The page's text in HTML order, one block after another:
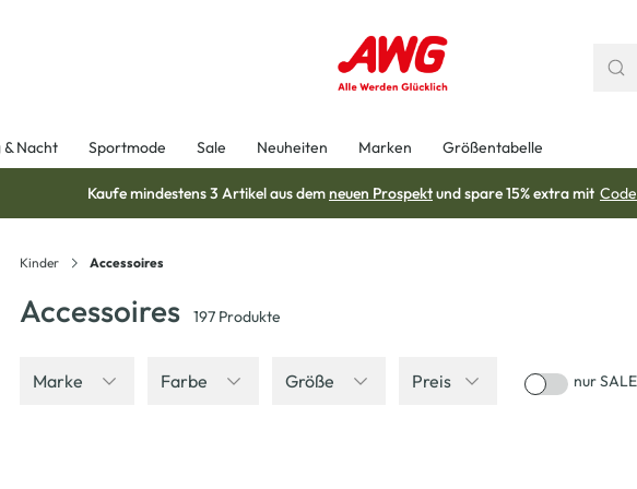
& Nacht Sportmode Sale Neuheiten Marken Größentabelle
Kaufe mindestens 3 Artikel aus demneuen Prospektund spare 15% extra mit
Kinder Accessoires
Accessoires 197 Produkte
Marke Farbe Größe Preis nur